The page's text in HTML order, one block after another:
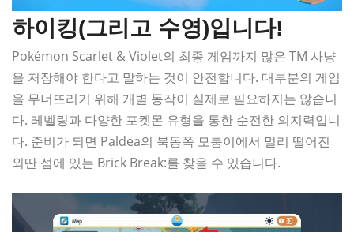
하이킹(그리고 수영)입니다!
Pokémon Scarlet & Violet의 최종 게임까지 많은 TM 사냥
을 저장해야 한다고 말하는 것이 안전합니다. 대부분의 게임
을 무너뜨리기 위해 개별 동작이 실제로 필요하지는 않습니
다. 레벨링과 다양한 포켓몬 유형을 통한 순전한 의지력입니
다. 준비가 되면 Paldea의 북동쪽 모퉁이에서 멀리 떨어진
외딴 섬에 있는 Brick Break:를 찾을 수 있습니다.